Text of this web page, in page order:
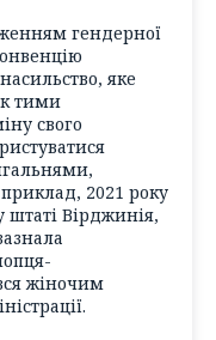
гендерної
яке
тими
свого
2021 року
штаті Вірджинія,
жіночим